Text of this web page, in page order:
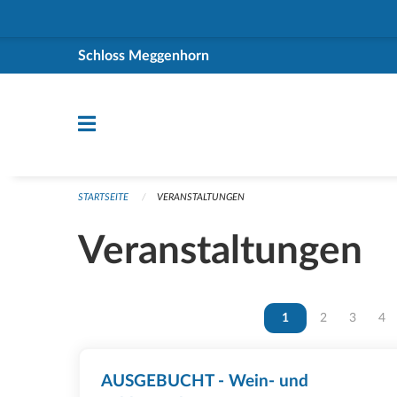
Schloss Meggenhorn
STARTSEITE VERANSTALTUNGEN
Veranstaltungen
Vous êtes sur la page
1 Vous êtes sur
2 Vous
3 4
AUSGEBUCHT - Wein- und